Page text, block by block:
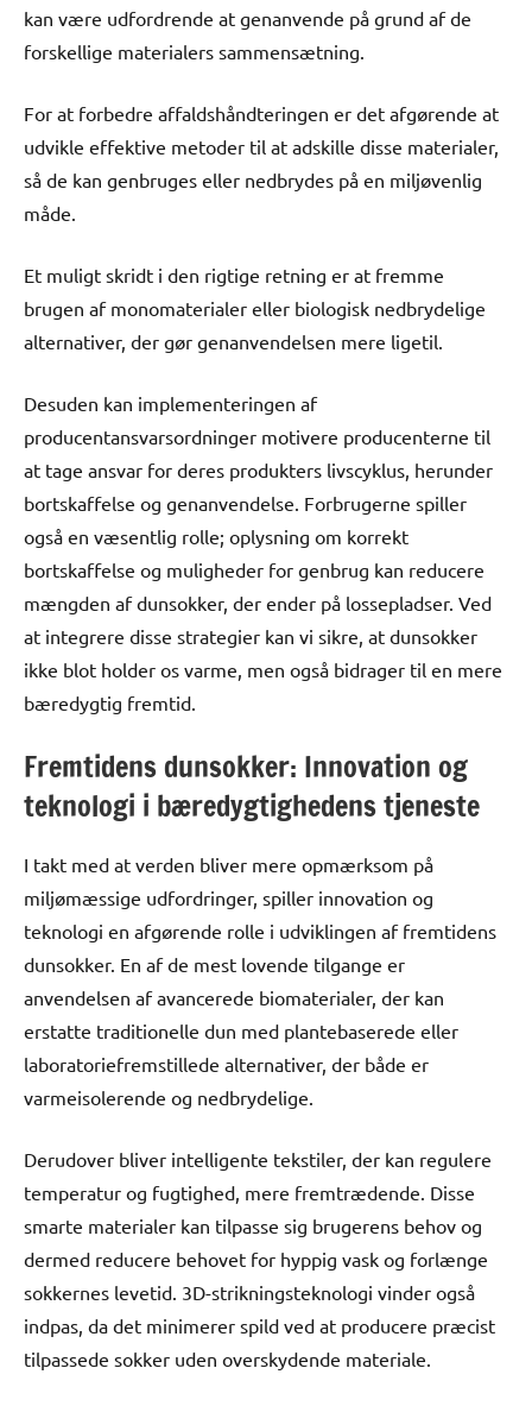
kan være udfordrende at genanvende på grund af de
forskellige materialers sammensætning.
For at forbedre affaldshåndteringen er det afgørende at
udvikle effektive metoder til at adskille disse materialer,
så de kan genbruges eller nedbrydes på en miljøvenlig
måde.
Et muligt skridt i den rigtige retning er at fremme
brugen af monomaterialer eller biologisk nedbrydelige
alternativer, der gør genanvendelsen mere ligetil.
Desuden kan implementeringen af
producentansvarsordninger motivere producenterne til
at tage ansvar for deres produkters livscyklus, herunder
bortskaffelse og genanvendelse. Forbrugerne spiller
også en væsentlig rolle; oplysning om korrekt
bortskaffelse og muligheder for genbrug kan reducere
mængden af dunsokker, der ender på lossepladser. Ved
at integrere disse strategier kan vi sikre, at dunsokker
ikke blot holder os varme, men også bidrager til en mere
bæredygtig fremtid.
Fremtidens dunsokker: Innovation og
teknologi i bæredygtighedens tjeneste
I takt med at verden bliver mere opmærksom på
miljømæssige udfordringer, spiller innovation og
teknologi en afgørende rolle i udviklingen af fremtidens
dunsokker. En af de mest lovende tilgange er
anvendelsen af avancerede biomaterialer, der kan
erstatte traditionelle dun med plantebaserede eller
laboratoriefremstillede alternativer, der både er
varmeisolerende og nedbrydelige.
Derudover bliver intelligente tekstiler, der kan regulere
temperatur og fugtighed, mere fremtrædende. Disse
smarte materialer kan tilpasse sig brugerens behov og
dermed reducere behovet for hyppig vask og forlænge
sokkernes levetid. 3D-strikningsteknologi vinder også
indpas, da det minimerer spild ved at producere præcist
tilpassede sokker uden overskydende materiale.